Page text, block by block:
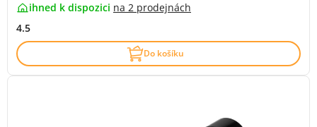
ihned k dispozici na 2 prodejnách
4.5
Do košíku